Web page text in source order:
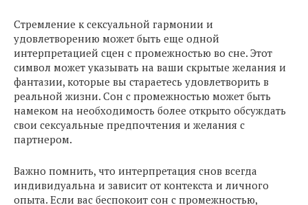
Стремление к сексуальной гармонии и
удовлетворению может быть еще одной
интерпретацией сцен с промежностью во сне. Этот
символ может указывать на ваши скрытые желания и
фантазии, которые вы стараетесь удовлетворить в
реальной жизни. Сон с промежностью может быть
намеком на необходимость более открыто обсуждать
свои сексуальные предпочтения и желания с
партнером.
Важно помнить, что интерпретация снов всегда
индивидуальна и зависит от контекста и личного
опыта. Если вас беспокоит сон с промежностью,